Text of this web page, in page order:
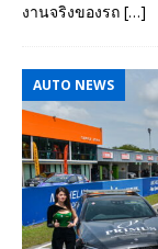
งานจริงของรถ […]
AUTO NEWS